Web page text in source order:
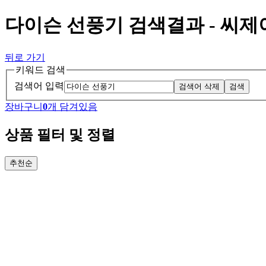
다이슨 선풍기 검색결과 - 씨제
뒤로 가기
키워드 검색
검색어 입력
검색어 삭제 검색
장바구니 0개 담겨있음
상품 필터 및 정렬
추천순